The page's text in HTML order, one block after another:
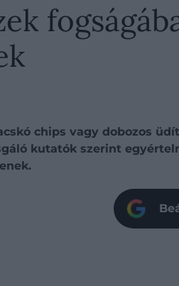
chips vagy dobozos
kutatók szerint